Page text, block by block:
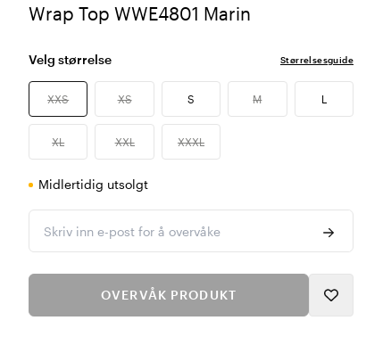
Wrap Top WWE4801 Marin
Velg størrelse Størrelsesguide
XXS XS S M L
XL XXL XXXL
Midlertidig utsolgt
OVERVÅK PRODUKT